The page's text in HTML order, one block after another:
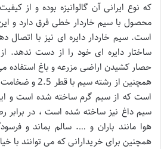
که نوع ایرانی آن گالوانیزه بوده و از
محصول با سیم خاردار خطی فرق دارد و
است. سیم خاردار دایره ای نیز با اتصال
ساختار دایره ای خود را از دست ندهد.
حصار کشیدن اراضی مزرعه و باغ استفاده
است که از سیم گرم ساخته شده است و
سیم داغ نیز ساخته شده است ، در برابر
هوا مانند باران و …. سالم بماند و
همچنین برای خریدارانی که می توانند با